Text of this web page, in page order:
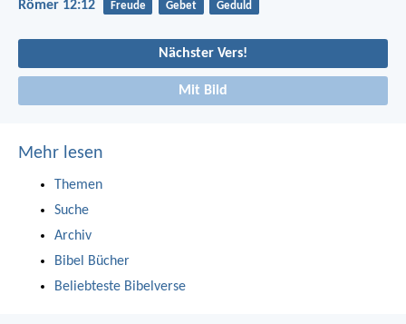
Römer 12:12 Freude Gebet Geduld
Nächster Vers!
Mit Bild
Mehr lesen
Themen
Suche
Archiv
Bibel Bücher
Beliebteste Bibelverse